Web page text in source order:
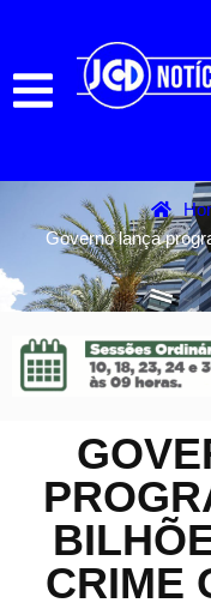
Governo lança
CRIME